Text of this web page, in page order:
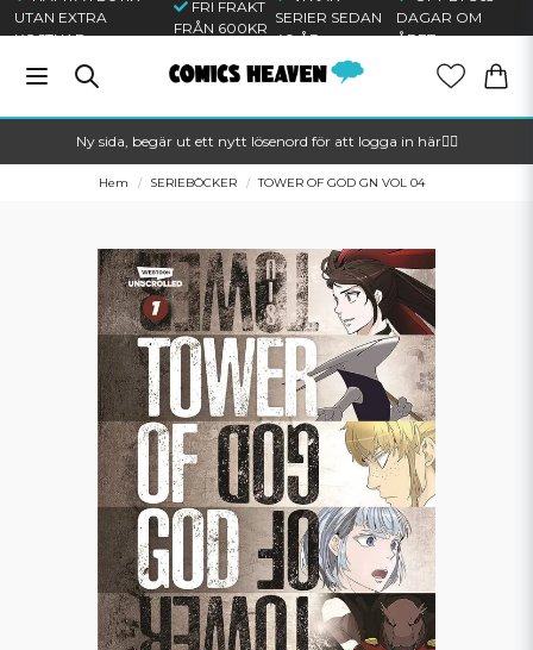
UTAN EXTRA
KOSTNAD
FRI FRAKT
FRÅN 600KR
SERIER SEDAN
40 ÅR
DAGAR OM
ÅRET
Ny sida, begär ut ett nytt lösenord för att logga in här🦸‍♂️
Hem SERIEBÖCKER TOWER OF GOD GN VOL 04